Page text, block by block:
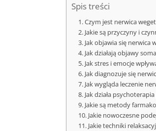
Spis treści
Czym jest nerwica
Jakie są przyczyny i
Jak objawia się nerwica
Jak działają objawy
Jak stres i emocje
Jak diagnozuje się
Jak wygląda leczenie
Jak działa
Jakie są metody
Jakie nowoczesne
Jakie techniki